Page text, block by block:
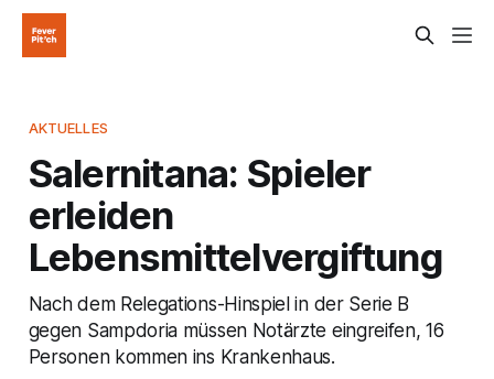
AKTUELLES
Salernitana: Spieler
erleiden
Lebensmittelvergiftung
Nach dem Relegations-Hinspiel in der Serie B
gegen Sampdoria müssen Notärzte eingreifen, 16
Personen kommen ins Krankenhaus.